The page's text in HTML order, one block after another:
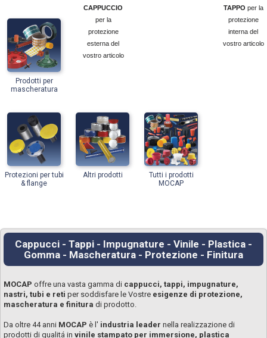
CAPPUCCIO
per la
protezione
esterna del
vostro articolo
TAPPO per la
protezione
interna del
vostro articolo
Prodotti per
mascheratura
Protezioni per tubi
& flange
Altri prodotti
Tutti i prodotti
MOCAP
Cappucci - Tappi - Impugnature - Vinile - Plastica -
Gomma - Mascheratura - Protezione - Finitura
MOCAP offre una vasta gamma di cappucci, tappi, impugnature,
nastri, tubi e reti per soddisfare le Vostre esigenze di protezione,
mascheratura e finitura di prodotto.
Da oltre 44 anni MOCAP è l' industria leader nella realizzazione di
prodotti di qualitá in vinile stampato per immersione, plastica